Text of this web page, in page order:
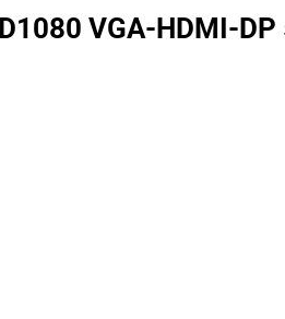
VGA-HDMI-